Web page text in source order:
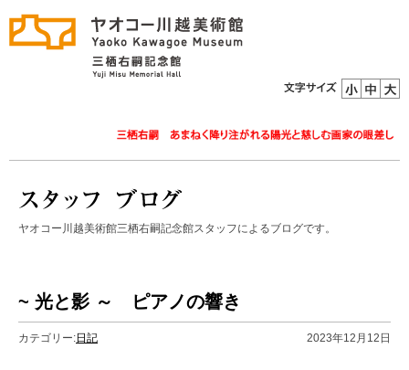
ヤオコー川越美術館三栖右嗣記念館スタッフによるブログです。
~ 光と影 ～ ピアノの響き
カテゴリー:日記 2023年12月12日